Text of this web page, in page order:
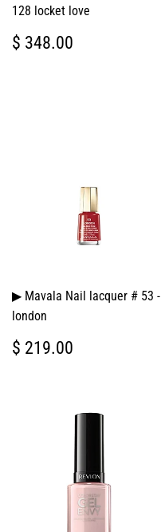
128 locket love
PRECIO
HABITUAL
$ 348.00
▶ Mavala Nail lacquer # 53 -
london
PRECIO
HABITUAL
$ 219.00